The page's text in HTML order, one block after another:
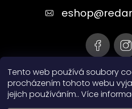
Tento web používá soubory
procházením tohoto webu
jejich používáním.. Více
eshop@